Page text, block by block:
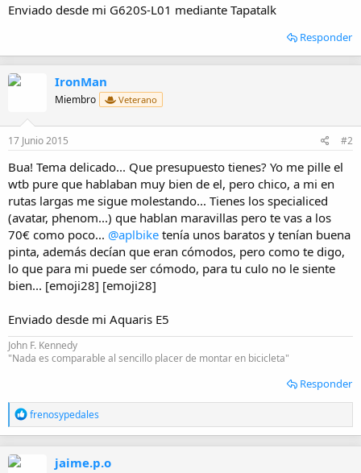
Enviado desde mi G620S-L01 mediante Tapatalk
Responder
IronMan
Miembro Veterano
17 Junio 2015 #2
Bua! Tema delicado... Que presupuesto tienes? Yo me pille el
wtb pure que hablaban muy bien de el, pero chico, a mi en
rutas largas me sigue molestando... Tienes los specialiced
(avatar, phenom...) que hablan maravillas pero te vas a los
70€ como poco... @aplbike tenía unos baratos y tenían buena
pinta, además decían que eran cómodos, pero como te digo,
lo que para mi puede ser cómodo, para tu culo no le siente
bien... [emoji28] [emoji28]
Enviado desde mi Aquaris E5
John F. Kennedy
"Nada es comparable al sencillo placer de montar en bicicleta"
Responder
R
e
a
frenosypedales
jaime.p.o